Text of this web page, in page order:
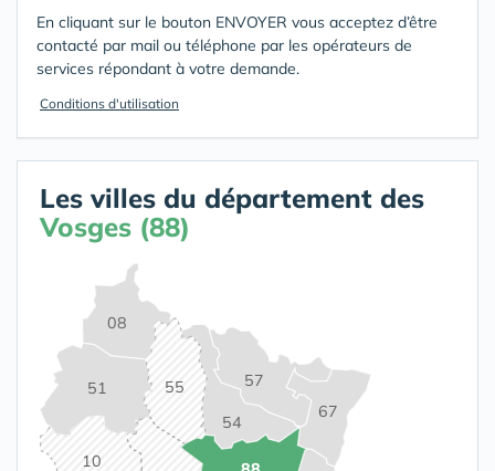
En cliquant sur le bouton ENVOYER vous acceptez d’être
contacté par mail ou téléphone par les opérateurs de
services répondant à votre demande.
Conditions d'utilisation
Les villes du département des
Vosges (88)
08
10
51
54
55 57
67